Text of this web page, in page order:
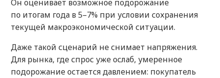
Он оценивает возможное подорожание
по итогам года в 5–7% при условии сохранения
текущей макроэкономической ситуации.
Даже такой сценарий не снимает напряжения.
Для рынка, где спрос уже ослаб, умеренное
подорожание остается давлением: покупатель